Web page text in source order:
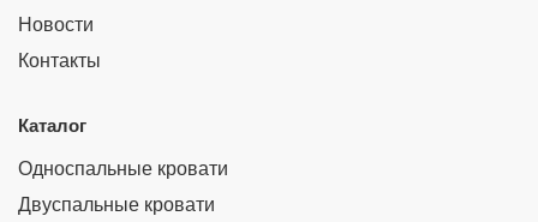
Новости
Контакты
Каталог
Односпальные кровати
Двуспальные кровати